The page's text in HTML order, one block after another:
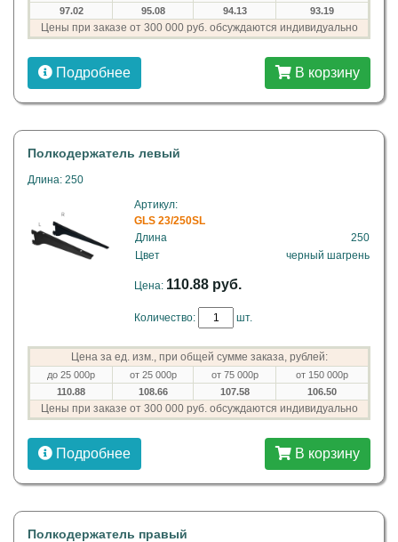
97.02
95.08 94.13 93.19
Цены при заказе от 300 000 руб. обсуждаются индивидуально
Подробнее В корзину
Полкодержатель левый
Длина: 250
Артикул:
GLS 23/250SL
Длина
250
Цвет
черный шагрень
Цена: 110.88 руб.
Количество: шт.
Цена за ед. изм., при общей сумме заказа, рублей:
до 25 000р от 25 000р от 75 000р
от 150 000р
110.88
108.66 107.58 106.50
Цены при заказе от 300 000 руб. обсуждаются индивидуально
Подробнее В корзину
Полкодержатель правый